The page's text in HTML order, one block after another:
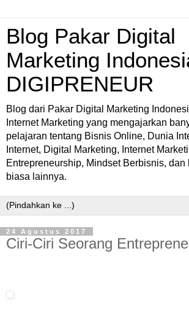
Blog Pakar Digital
Marketing
DIGIPRENEUR
Blog dari Pakar Digital Marketing
Internet Marketing yang mengajarkan
pelajaran tentang Bisnis Online, Dunia
Internet, Digital Marketing, Internet
Entrepreneurship, Mindset Berbisnis, dan
biasa lainnya.
24 Agustus 2017
Ciri-Ciri Seorang